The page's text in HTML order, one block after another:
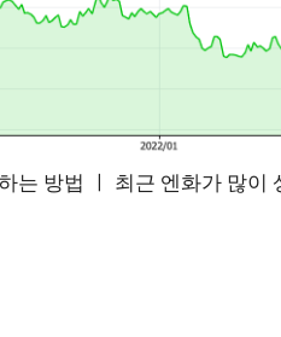
는 방법 ㅣ 최근 엔화가 많이